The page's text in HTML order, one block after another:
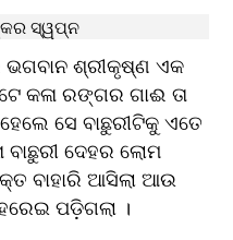
ଭଗବାନ ଶ୍ରୀକୃଷ୍ଣ ଏକ
କଳା ରଙ୍ଗର ଗାଈ ତା
ସେ ବାଛୁରୀଟିକୁ ଏତେ
ବାଛୁରୀ ଦେହର ଲୋମ
ବାହାରି ଆସିଲା ଆଉ
ପଡ଼ିଗଲା ।